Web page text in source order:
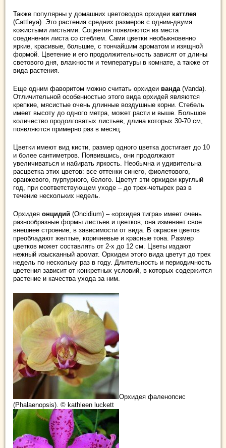
Также популярны у домашних цветоводов орхидеи каттлея
(Cattleya). Это растения средних размеров с одним-двумя
кожистыми листьями. Соцветия появляются из места
соединения листа со стеблем. Сами цветки необыкновенно
яркие, красивые, большие, с тончайшим ароматом и изящной
формой. Цветение и его продолжительность зависят от длины
светового дня, влажности и температуры в комнате, а также от
вида растения.
Еще одним фаворитом можно считать орхидеи ванда (Vanda).
Отличительной особенностью этого вида орхидей являются
крепкие, мясистые очень длинные воздушные корни. Стебель
имеет высоту до одного метра, может расти и выше. Большое
количество продолговатых листьев, длина которых 30-70 см,
появляются примерно раз в месяц.
Цветки имеют вид кисти, размер одного цветка достигает до 10
и более сантиметров. Появившись, они продолжают
увеличиваться и набирать яркость. Необычна и удивительна
расцветка этих цветов: все оттенки синего, фиолетового,
оранжевого, пурпурного, белого. Цветут эти орхидеи круглый
год, при соответствующем уходе – до трех-четырех раз в
течение нескольких недель.
Орхидея онцидий (Oncidium) – «орхидея тигра» имеет очень
разнообразные формы листьев и цветков, она изменяет свое
внешнее строение, в зависимости от вида. В окраске цветов
преобладают желтые, коричневые и красные тона. Размер
цветков может составлять от 2-х до 12 см. Цветы издают
нежный изысканный аромат. Орхидеи этого вида цветут до трех
недель по нескольку раз в году. Длительность и периодичность
цветения зависит от конкретных условий, в которых содержится
растение и качества ухода за ним.
Орхидея фаленопсис
(Phalaenopsis). © kathleen luckett